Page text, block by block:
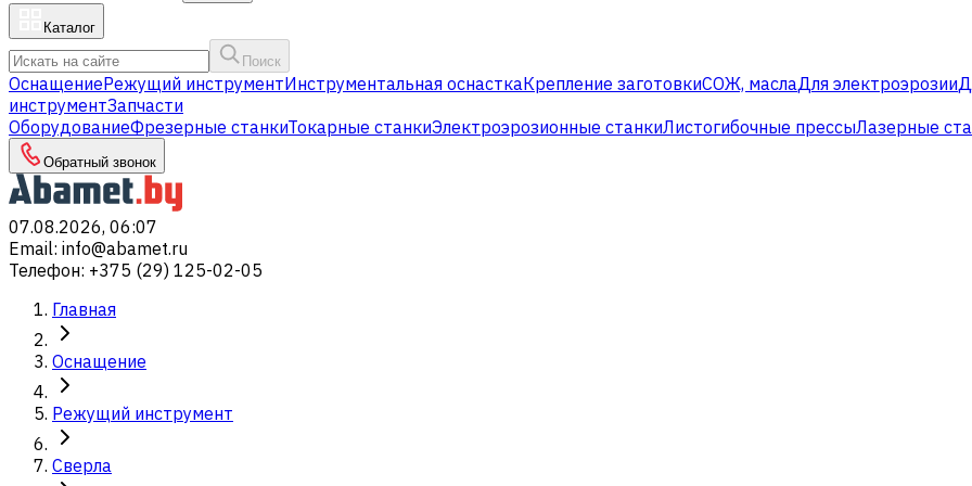
Каталог
Поиск
ОснащениеРежущий инструментИнструментальная оснасткаКрепление заготовкиСОЖ, маслаДля электроэрозии
инструментЗапчасти
ОборудованиеФрезерные станкиТокарные станкиЭлектроэрозионные станкиЛистогибочные прессыЛазерные
Обратный звонок
07.08.2026, 06:07
Email: info@abamet.ru
Телефон: +375 (29) 125-02-05
Главная
Оснащение
Режущий инструмент
Сверла